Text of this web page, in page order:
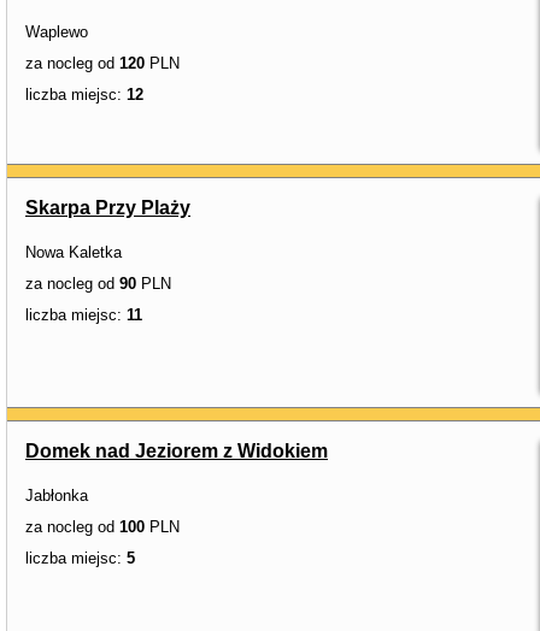
Waplewo
za nocleg od 120 PLN
liczba miejsc: 12
Skarpa Przy Plaży
Nowa Kaletka
za nocleg od 90 PLN
liczba miejsc: 11
Domek nad Jeziorem z Widokiem
Jabłonka
za nocleg od 100 PLN
liczba miejsc: 5